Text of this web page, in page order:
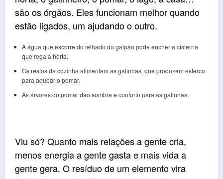
são os órgãos. Eles funcionam melhor quando
estão ligados, um ajudando o outro.
A água que escorre do telhado do galpão pode encher a cisterna
que rega a horta.
Os restos da cozinha alimentam as galinhas, que produzem esterco
para adubar o pomar.
As árvores do pomar dão sombra e conforto para as galinhas.
Viu só? Quanto mais relações a gente cria,
menos energia a gente gasta e mais vida a
gente gera. O resíduo de um elemento vira